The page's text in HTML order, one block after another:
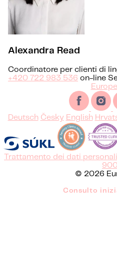
Alexandra Read
Coordinatore per clienti di
+420 722 983 536 on-line
Deutsch Česky English
Trattamento dei dati personali
© 2026
Consulto